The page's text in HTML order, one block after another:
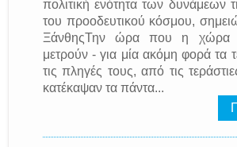
πολιτική ενότητα των δυνάμεων
του προοδευτικού κόσμου,
ΞάνθηςΤην ώρα που η χώρα
μετρούν - για μία ακόμη φορά τα
τις πληγές τους, από τις
κατέκαψαν τα πάντα...